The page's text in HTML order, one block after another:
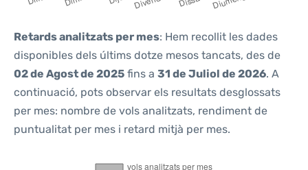
Retards analitzats per mes: Hem recollit les dades
disponibles dels últims dotze mesos tancats, des de
02 de Agost de 2025 fins a 31 de Juliol de 2026. A
continuació, pots observar els resultats desglossats
per mes: nombre de vols analitzats, rendiment de
puntualitat per mes i retard mitjà per mes.